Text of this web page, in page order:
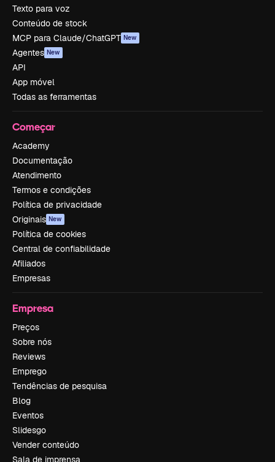
Texto para voz
Conteúdo de stock
MCP para Claude/ChatGPT New
Agentes New
API
App móvel
Todas as ferramentas
Começar
Academy
Documentação
Atendimento
Termos e condições
Política de privacidade
Originais New
Política de cookies
Central de confiabilidade
Afiliados
Empresas
Empresa
Preços
Sobre nós
Reviews
Emprego
Tendências de pesquisa
Blog
Eventos
Slidesgo
Vender conteúdo
Sala de imprensa